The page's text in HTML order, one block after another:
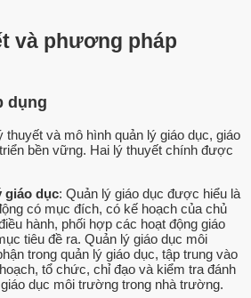
và phương pháp
dụng
thuyết và mô hình quản lý giáo dục, giáo
bền vững. Hai lý thuyết chính được
giáo dục: Quản lý giáo dục được hiểu là
có mục đích, có kế hoạch của chủ
hành, phối hợp các hoạt động giáo
tiêu đề ra. Quản lý giáo dục môi
trong quản lý giáo dục, tập trung vào
tổ chức, chỉ đạo và kiểm tra đánh
dục môi trường trong nhà trường.